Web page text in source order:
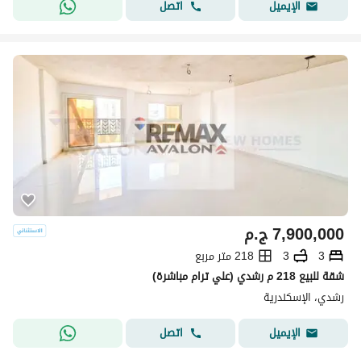
الإيميل
اتصل
ج.م7,900,000
3
3
218 متر مربع
شقة للبيع 218 م رشدي (علي ترام مباشرة)
رشدي، الإسكندرية
الإيميل
اتصل